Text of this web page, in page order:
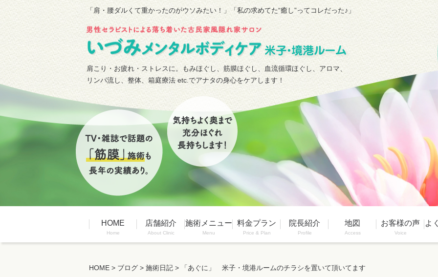
「肩・腰ダルくて重かったのがウソみたい！」 「私の求めてた“癒し”ってコレだった♪」
肩こり・お疲れ・ストレスに。もみほぐし、筋膜ほぐし、血流循環ほぐし、アロマ、
リンパ流し、整体、箱庭療法 etc.でアナタの身心をケアします！
HOME
Home
店舗紹介
About Clinic
施術メニュー
Menu
料金プラン
Price & Plan
院長紹介
Profile
地図
Access
お客様の声
Voice
よ
HOME > ブログ > 施術日記 > 「あぐに」 米子・境港ルームのチラシを置いて頂いてます